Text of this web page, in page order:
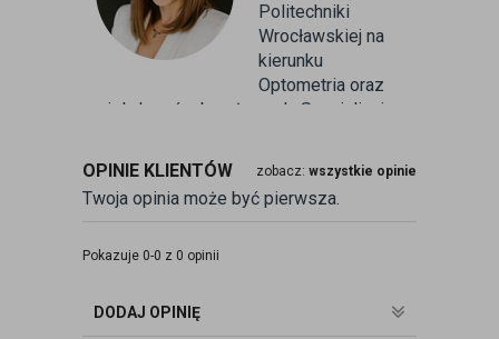
Politechniki
Wrocławskiej na
kierunku
Optometria oraz
wielu kursów branżowych. Specjalizuje
kontaktologii, czyli dobieraniu
soczewek kontaktowych miękkich. Od
ponad 10 lat pracuje w branży
optometrysta pracujący w gabinecie.
badania wad refrakcji, dobierając
OPINIE KLIENTÓW zobacz: wszystkie opinie
Twoja opinia może być pierwsza.
Pokazuje 0-0 z 0 opinii
DODAJ OPINIĘ